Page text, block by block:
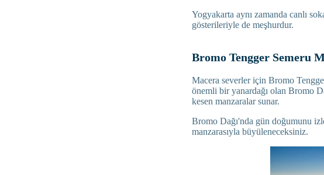
Yogyakarta aynı zamanda canlı
gösterileriyle de meşhurdur.
Bromo Tengger Semeru
Macera severler için Bromo
önemli bir yanardağı olan Bromo
kesen manzaralar sunar.
Bromo Dağı'nda gün doğumunu
manzarasıyla büyüleneceksiniz.